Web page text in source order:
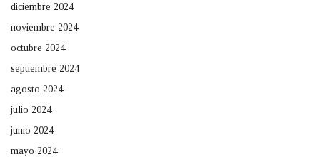
diciembre 2024
noviembre 2024
octubre 2024
septiembre 2024
agosto 2024
julio 2024
junio 2024
mayo 2024